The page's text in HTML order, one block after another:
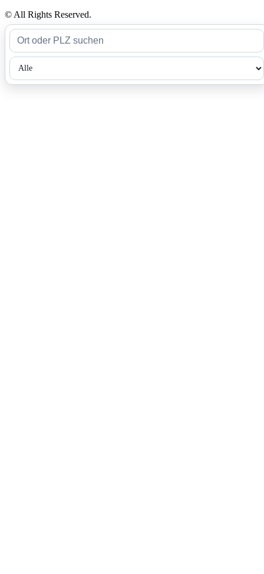
© All Rights Reserved.